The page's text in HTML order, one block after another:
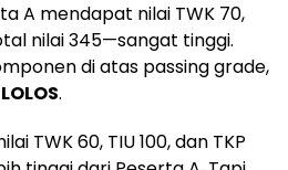
A mendapat nilai TWK 70,
nilai 345—sangat tinggi.
di atas passing grade,
LOLOS.
TWK 60, TIU 100, dan TKP